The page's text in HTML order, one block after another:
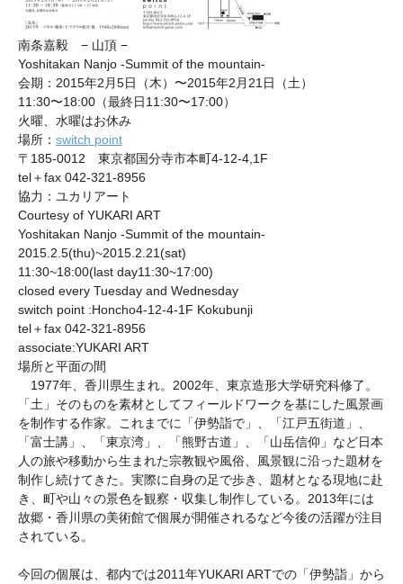
南条嘉毅 − 山頂 −
Yoshitakan Nanjo -Summit of the mountain-
会期：2015年2月5日（木）〜2015年2月21日（土）
11:30〜18:00（最終日11:30〜17:00）
火曜、水曜はお休み
場所： switch point
〒185-0012 東京都国分寺市本町4-12-4,1F
tel＋fax 042-321-8956
協力：ユカリアート
Courtesy of YUKARI ART
Yoshitakan Nanjo -Summit of the mountain-
2015.2.5(thu)~2015.2.21(sat)
11:30~18:00(last day11:30~17:00)
closed every Tuesday and Wednesday
switch point :Honcho4-12-4-1F Kokubunji
tel＋fax 042-321-8956
associate:YUKARI ART
場所と平面の間
1977年、香川県生まれ。2002年、東京造形大学研究科修了。
「土」そのものを素材としてフィールドワークを基にした風景画
を制作する作家。これまでに「伊勢詣で」、「江戸五街道」、
「富士講」、「東京湾」、「熊野古道」、「山岳信仰」など日本
人の旅や移動から生まれた宗教観や風俗、風景観に沿った題材を
制作し続けてきた。実際に自身の足で歩き、題材となる現地に赴
き、町や山々の景色を観察・収集し制作している。2013年には
故郷・香川県の美術館で個展が開催されるなど今後の活躍が注目
されている。
今回の個展は、都内では2011年YUKARI ARTでの「伊勢詣」から